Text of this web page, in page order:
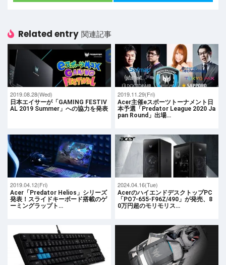
Related entry 関連記事
2019.08.28(Wed)
日本エイサーが「GAMING FESTIV
AL 2019 Summer」への協力を発表
2019.11.29(Fri)
Acer主催eスポーツトーナメント日
本予選「Predator League 2020 Ja
pan Round」出場…
2019.04.12(Fri)
Acer「Predator Helios」シリーズ
発表！スライドキーボード搭載のゲ
ーミングラップト…
2024.04.16(Tue)
AcerのハイエンドデスクトップPC
「PO7-655-F96Z/490」が発売、8
0万円超のモリモリス…